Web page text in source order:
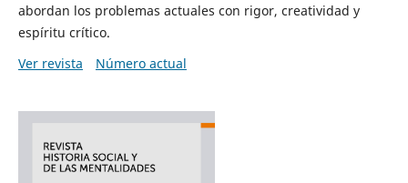
abordan los problemas actuales con rigor, creatividad y
espíritu crítico.
Ver revista
Número actual